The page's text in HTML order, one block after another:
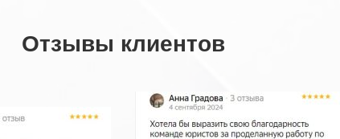
Отзывы клиентов